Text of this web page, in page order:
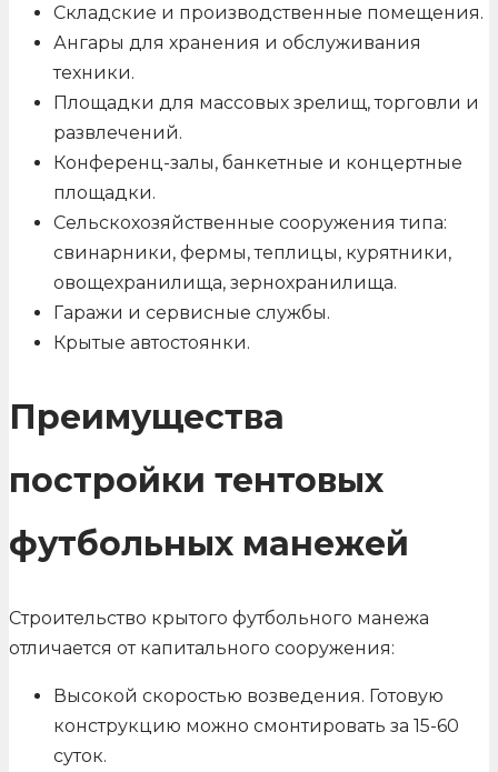
Складские и производственные помещения.
Ангары для хранения и обслуживания
техники.
Площадки для массовых зрелищ, торговли и
развлечений.
Конференц-залы, банкетные и концертные
площадки.
Сельскохозяйственные сооружения типа:
свинарники, фермы, теплицы, курятники,
овощехранилища, зернохранилища.
Гаражи и сервисные службы.
Крытые автостоянки.
Преимущества
постройки тентовых
футбольных манежей
Строительство крытого футбольного манежа
отличается от капитального сооружения:
Высокой скоростью возведения. Готовую
конструкцию можно смонтировать за 15-60
суток.